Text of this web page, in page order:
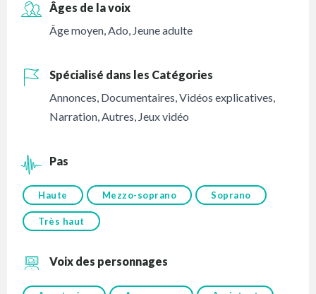
Âges de la voix
Âge moyen,Ado, Jeune adulte
Spécialisé dans les Catégories
Annonces, Documentaires,Vidéos explicatives,
Narration,Autres, Jeux vidéo
Pas
Haute Mezzo-soprano Soprano
Très haut
Voix des personnages